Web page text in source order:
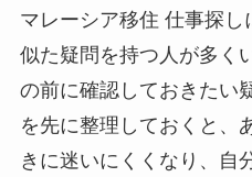
マレーシア移住 仕事探
似た疑問を持つ人が多く
の前に確認しておきたい
を先に整理しておくと、
きに迷いにくくなり、自